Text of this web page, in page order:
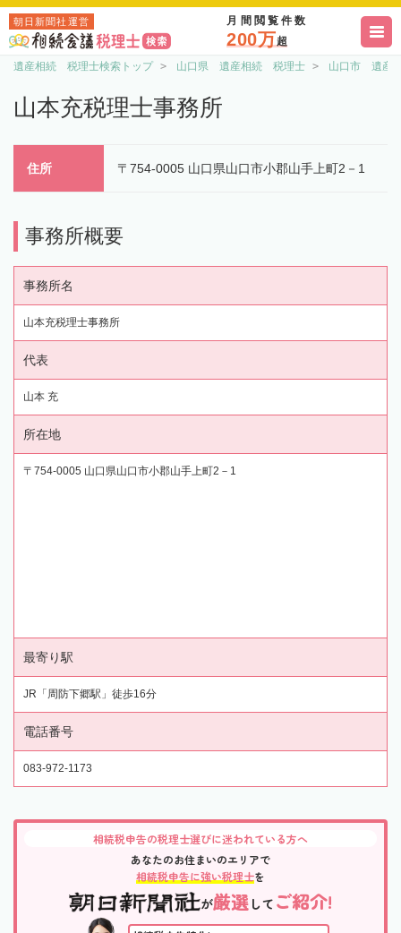
朝日新聞社運営 月間閲覧件数
200万超
遺産相続 税理士検索トップ 山口県 遺産相続 税理士 山口市 遺産
山本充税理士事務所
住所 〒754-0005 山口県山口市小郡山手上町2－1
事務所概要
事務所名
山本充税理士事務所
代表
山本 充
所在地
〒754-0005 山口県山口市小郡山手上町2－1
最寄り駅
JR「周防下郷駅」徒歩16分
電話番号
083-972-1173
相続税申告の税理士選びに迷われている方へ
あなたのお住まいのエリアで
相続税申告に強い税理士を
が厳選して ご紹介!